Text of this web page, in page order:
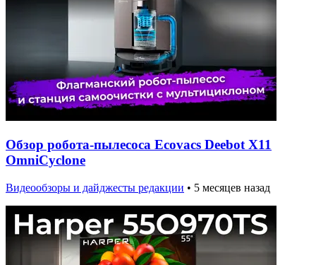
Обзор робота-пылесоса Ecovacs Deebot X11
OmniCyclone
Видеообзоры и дайджесты редакции • 5 месяцев назад